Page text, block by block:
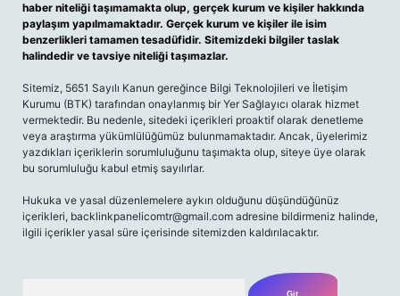
haber niteliği taşımamakta olup, gerçek kurum ve kişiler hakkında
paylaşım yapılmamaktadır. Gerçek kurum ve kişiler ile isim
benzerlikleri tamamen tesadüfidir. Sitemizdeki bilgiler taslak
halindedir ve tavsiye niteliği taşımazlar.
Sitemiz, 5651 Sayılı Kanun gereğince Bilgi Teknolojileri ve İletişim
Kurumu (BTK) tarafından onaylanmış bir Yer Sağlayıcı olarak hizmet
vermektedir. Bu nedenle, sitedeki içerikleri proaktif olarak denetleme
veya araştırma yükümlülüğümüz bulunmamaktadır. Ancak, üyelerimiz
yazdıkları içeriklerin sorumluluğunu taşımakta olup, siteye üye olarak
bu sorumluluğu kabul etmiş sayılırlar.
Hukuka ve yasal düzenlemelere aykırı olduğunu düşündüğünüz
içerikleri, backlinkpanelicomtr@gmail.com adresine bildirmeniz halinde,
ilgili içerikler yasal süre içerisinde sitemizden kaldırılacaktır.